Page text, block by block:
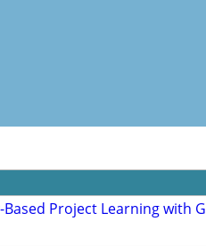
Project Learning with